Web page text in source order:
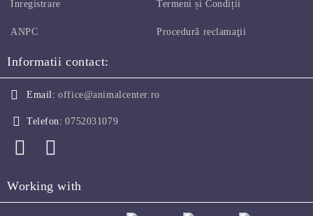
Înregistrare
ANPC
Termeni și Condiții
Procedură reclamaţii
Informatii contact:
Email: office@animalcenter.ro
Telefon: 0752031079
Working with